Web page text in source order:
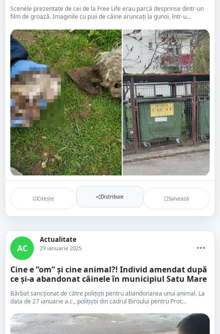
Scenele prezentate de cei de la Free Life erau parcă desprinse dintr-un
film de groază. Imaginile cu puii de câine aruncați la gunoi, într-u...
Citește Distribuie Salvează
AC
Actualitate
29 ianuarie 2025
Cine e ”om” și cine animal?! Individ amendat după
ce și-a abandonat câinele în municipiul Satu Mare
Bărbat sancționat de către polițiști pentru abandonarea unui animal. La
data de 27 ianuarie a.c., polițiștii din cadrul Biroului pentru Prot...